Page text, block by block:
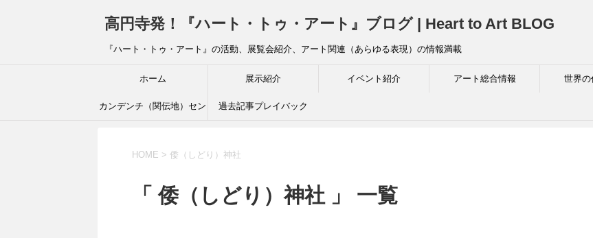
高円寺発！『ハート・トゥ・アート』ブログ | Heart to Art BLOG
『ハート・トゥ・アート』の活動、展覧会紹介、アート関連（あらゆる表現）の情報満載
ホーム 展示紹介 イベント紹介 アート総合情報 世界の
カンデンチ（関伝地）セン 過去記事プレイバック
HOME > 倭（しどり）神社
「 倭（しどり）神社 」 一覧